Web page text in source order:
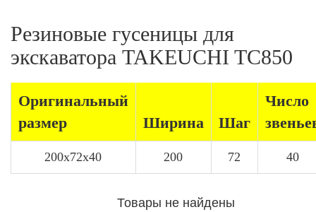
Резиновые гусеницы для
экскаватора TAKEUCHI TC850
Оригинальный
размер
Ширина Шаг
Число
200x72x40 200 72 40
Товары не найдены